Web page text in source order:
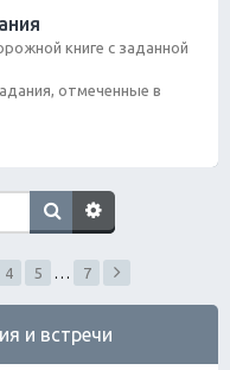
книге с заданной
отмеченные в
4 5 7
и встречи